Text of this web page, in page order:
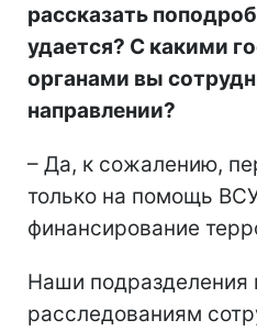
рассказать
удается? С какими
органами вы
направлении?
– Да, к сожалению,
только на помощь
финансирование
Наши подразделения
расследованиям